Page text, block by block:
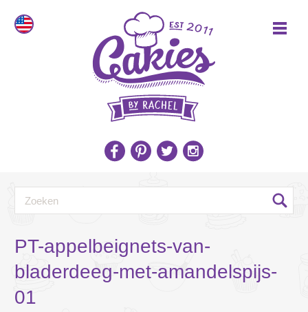
PT-appelbeignets-van-
bladerdeeg-met-amandelspijs-
01